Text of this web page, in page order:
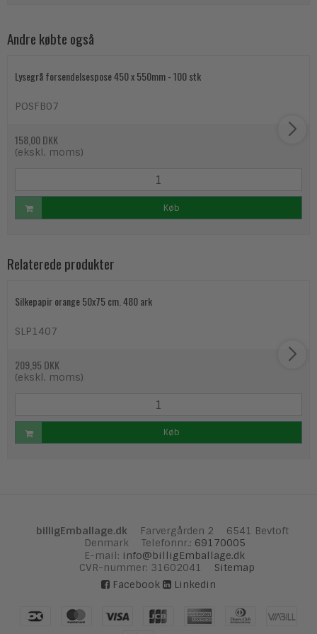
Andre købte også
Lysegrå forsendelsespose 450 x 550mm - 100 stk
POSFB07
158,00 DKK
(ekskl. moms)
Køb
Relaterede produkter
Silkepapir orange 50x75 cm. 480 ark
SLP1407
209,95 DKK
(ekskl. moms)
Køb
billigEmballage.dk Farvergården 2
6541 Bevtoft
Denmark
Telefonnr.: 69170005
E-mail: info@billigEmballage.dk
CVR-nummer: 31602041
Sitemap
Facebook
Linkedin